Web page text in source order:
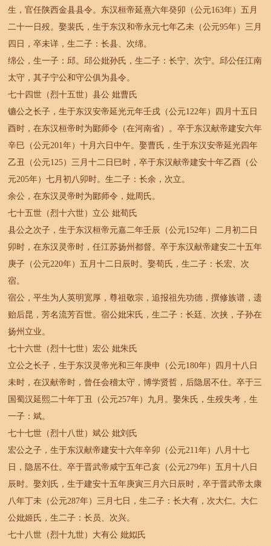
生，官任陕西金县县令。东汉桓帝延熹六年癸卯（公元163年）五月
二十一日殁。娶裴氏，生于东汉和帝永元七年乙未（公元95年）三月
四日，卒未详，生二子：长县、次绵。
绵公，生一子：邱。邱公妣孙氏，生二子：长宁、次宁。邱公任江南
太守，其子宁公和守公俱为县令。
七十四世（烈十五世）县公 妣曹氏
镳公之长子，生于东汉安帝延光元年壬戌（公元122年）四月十五日
酉时，在东汉桓帝时为郾师令（在河南省）。卒于东汉献帝建安六年
辛巳（公元201年）十月六日中午。娶曹氏，生于东汉安帝延光四年
乙丑（公元125）三月十二日巳时，卒于东汉献帝建安十年乙酉（公
元205年）七月初八卯时。生二子：长余，次立。
余公，在东汉灵帝时为郾师令，妣周氏。
七十五世（烈十六世）立公 妣荀氏
县公之次子，生于东汉桓帝元嘉二年壬辰（公元152年）二月初二日
卯时，在东汉灵帝时，任江苏扬州都督。卒于东汉献帝建安二十五年
庚子（公元220年）五月十二日辰时。娶荀氏，生二子：长宏、次
宿。
宿公，平生为人英明宽厚，尊祖敬宗，追报祖先功德，撰修族谱，遗
贻后昆，芳名流芳百世。宿公妣宋氏，生二子：长廷、次挟，子孙在
扬州立业。
七十六世（烈十七世）宏公 妣朱氏
立公之长子，生于东汉灵帝光和三年庚申（公元180年）四月十八日
未时，在汉献帝时，曾任会稽太守，博学贤哲，后隐居不仕。卒于三
国蜀汉延熙二十年丁丑（公元257年）九月。娶朱氏，生殁失考，生
一子：斌。
七十七世（烈十八世）斌公 妣刘氏
宏公之子，生于东汉献帝建安十六年辛卯（公元211年）八月十七
日，隐居不仕。卒于晋武帝咸宁五年己亥（公元279年）五月十八日
辰时。娶刘氏，生于建安十五年庚寅三月六日辰时，卒于晋武帝太康
八年丁未（公元287年）三月七日，生二子：长大有，次大仁。大仁
公妣姬氏，生二子：长员、次兴。
七十八世（烈十九世）大有公 妣姒氏